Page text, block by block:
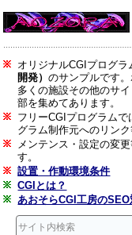
オリジナルCGIプログラ
開発）のサンプルです
多くの施設その他のサ
部を集めてあります。
フリーCGIプログラム
グラム制作元へのリン
メンテンス・設定の変
す。
設置・作動環境条件
CGIとは？
あおそらCGI工房の